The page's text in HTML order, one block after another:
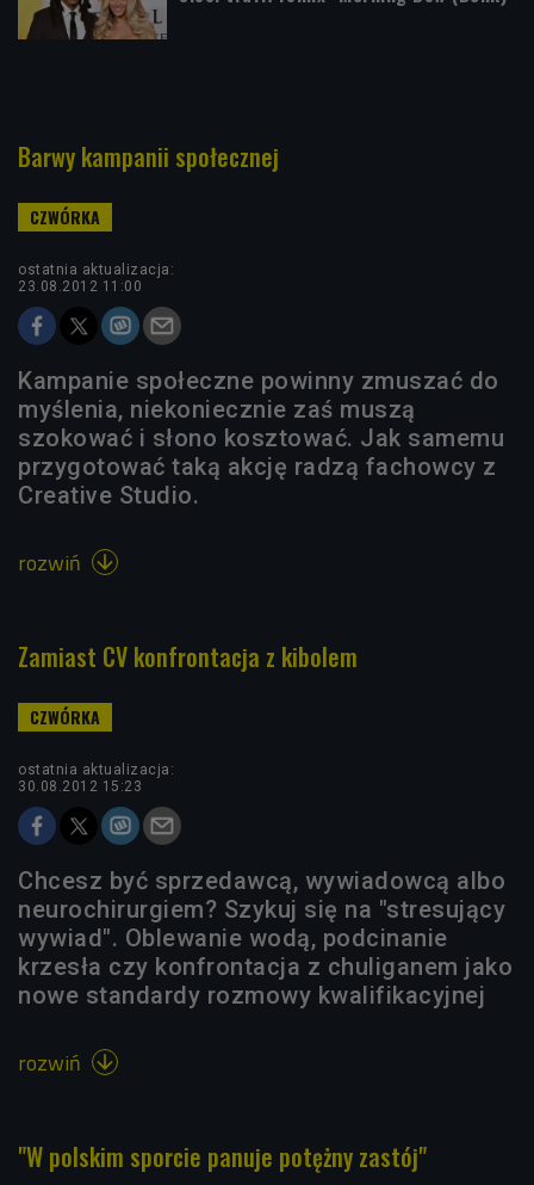
Barwy kampanii społecznej
ostatnia aktualizacja:
23.08.2012 11:00
Kampanie społeczne powinny zmuszać do
myślenia, niekoniecznie zaś muszą
szokować i słono kosztować. Jak samemu
przygotować taką akcję radzą fachowcy z
Creative Studio.
rozwiń 
Zamiast CV konfrontacja z kibolem
ostatnia aktualizacja:
30.08.2012 15:23
Chcesz być sprzedawcą, wywiadowcą albo
neurochirurgiem? Szykuj się na "stresujący
wywiad". Oblewanie wodą, podcinanie
krzesła czy konfrontacja z chuliganem jako
nowe standardy rozmowy kwalifikacyjnej
rozwiń 
"W polskim sporcie panuje potężny zastój"